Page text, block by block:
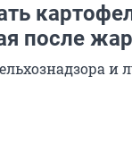
после
и